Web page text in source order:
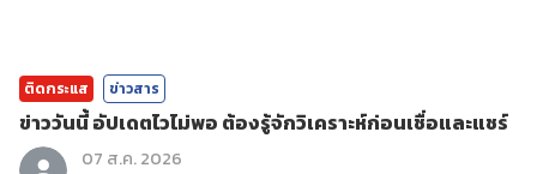
ติดกระแส ข่าวสาร
ข่าววันนี้ อัปเดตไวไม่พอ ต้องรู้จักวิเคราะห์ก่อนเชื่อและแชร์
07 ส.ค. 2026